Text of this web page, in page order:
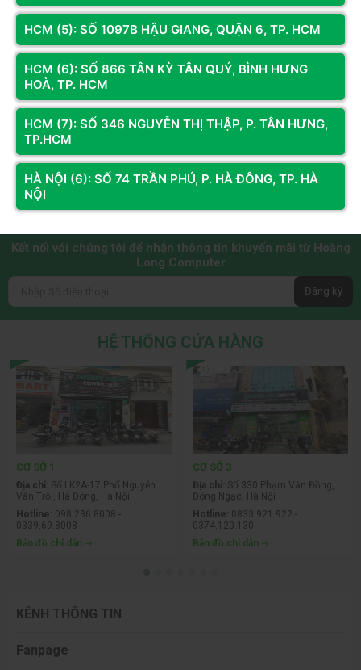
Kích thước bơm: 94×80×68 mm
Tốc độ bơm: 3100 RPM±10%
Kích thước quạt: 120×120×25
mm
Đầu nối bơm: 3 chân
Tốc độ quạt: 500~2250
RPM±10%
Đầu nối quạt: 4-pin PWM
Loại trục quay: Fluid Dynamic
Bearing (FDB)
Đồng bộ hiệu ứng: Addressable
RGB LED
Kết nối với chúng tôi để nhận thông tin khuyến mãi từ Hoàng
Long Computer
Đăng ký
HỆ THỐNG CỬA HÀNG
CƠ SỞ 1
Địa chỉ: Số LK2A-17 Phố Nguyễn
Văn Trỗi, Hà Đông, Hà Nội
Hotline: 098.236.8008 -
0339.69.8008
Bản đồ chỉ dẫn
CƠ SỞ 3
Địa chỉ: Số 330 Phạm Văn Đồng,
Đông Ngạc, Hà Nội
Hotline: 0833.921.922 -
0374.120.130
Bản đồ chỉ dẫn
KÊNH THÔNG TIN
Fanpage
HCM (5): SỐ 1097B HẬU GIANG, QUẬN 6, TP. HCM
HCM (6): SỐ 866 TÂN KỲ TÂN QUÝ, BÌNH HƯNG
HOÀ, TP. HCM
HCM (7): SỐ 346 NGUYỄN THỊ THẬP, P. TÂN HƯNG,
TP.HCM
HÀ NỘI (6): SỐ 74 TRẦN PHÚ, P. HÀ ĐÔNG, TP. HÀ
NỘI